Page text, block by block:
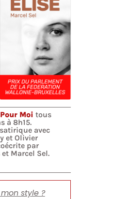
Moi tous
à 8h15.
avec
et Olivier
par
Marcel Sel.
style ?